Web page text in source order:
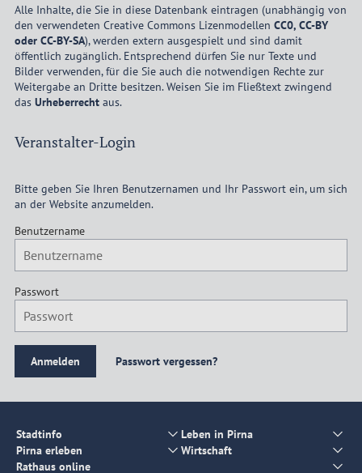
Alle Inhalte, die Sie in diese Datenbank eintragen (unabhängig von
den verwendeten Creative Commons Lizenmodellen CC0, CC-BY
oder CC-BY-SA), werden extern ausgespielt und sind damit
öffentlich zugänglich. Entsprechend dürfen Sie nur Texte und
Bilder verwenden, für die Sie auch die notwendigen Rechte zur
Weitergabe an Dritte besitzen. Weisen Sie im Fließtext zwingend
das Urheberrechtaus.
Veranstalter-Login
Bitte geben Sie Ihren Benutzernamen und Ihr Passwort ein, um sich
an der Website anzumelden.
Benutzername
Passwort
Passwort vergessen?
Stadtinfo
Leben in Pirna
Pirna erleben
Wirtschaft
Rathaus online